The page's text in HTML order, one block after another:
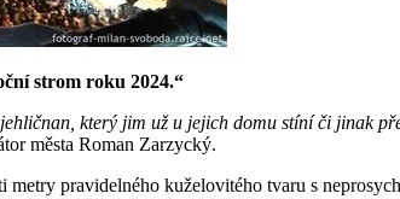
strom roku 2024.“
který jim už u jejich domu stíní či jinak
města Roman Zarzycký.
pravidelného kuželovitého tvaru s